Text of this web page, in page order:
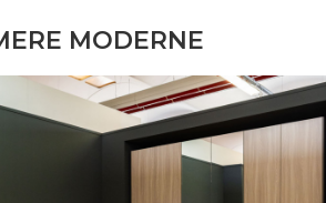
MODERNE